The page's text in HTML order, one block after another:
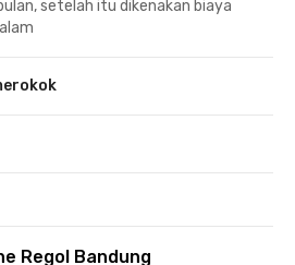
setelah itu dikenakan biaya
Regol Bandung